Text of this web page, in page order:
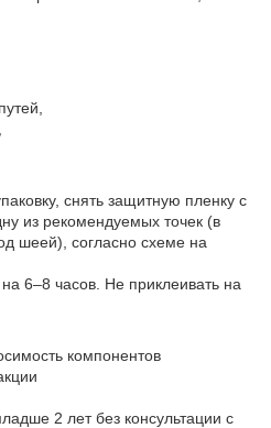
снять защитную пленку с
из рекомендуемых точек (в
шеей), согласно схеме на
6–8 часов. Не приклеивать на
компонентов
2 лет без консультации с